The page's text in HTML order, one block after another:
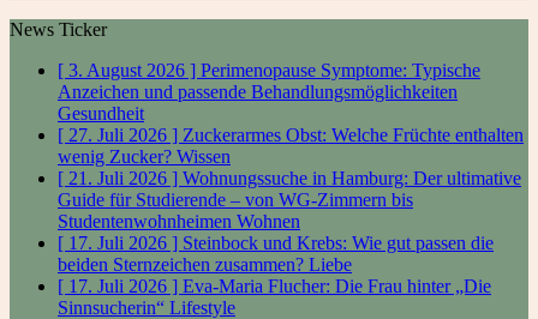
News Ticker
[ 3. August 2026 ] Perimenopause Symptome: Typische
Anzeichen und passende Behandlungsmöglichkeiten
Gesundheit
[ 27. Juli 2026 ] Zuckerarmes Obst: Welche Früchte enthalten
wenig Zucker? Wissen
[ 21. Juli 2026 ] Wohnungssuche in Hamburg: Der ultimative
Guide für Studierende – von WG-Zimmern bis
Studentenwohnheimen Wohnen
[ 17. Juli 2026 ] Steinbock und Krebs: Wie gut passen die
beiden Sternzeichen zusammen? Liebe
[ 17. Juli 2026 ] Eva-Maria Flucher: Die Frau hinter „Die
Sinnsucherin“ Lifestyle